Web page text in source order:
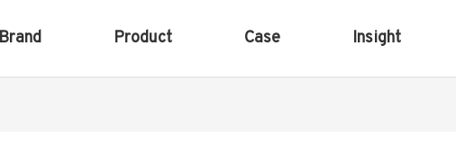
Brand Product Case Insight